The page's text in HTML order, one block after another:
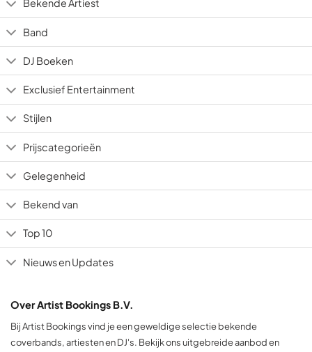
Bekende Artiest
Band
DJ Boeken
Exclusief Entertainment
Stijlen
Prijscategorieën
Gelegenheid
Bekend van
Top 10
Nieuws en Updates
Over Artist Bookings B.V.
Bij Artist Bookings vind je een geweldige selectie bekende
coverbands, artiesten en DJ's. Bekijk ons uitgebreide aanbod en